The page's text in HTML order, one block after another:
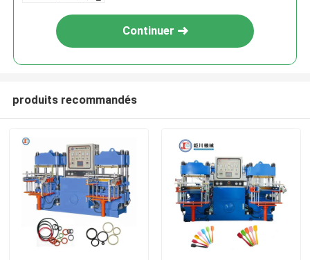
Continuer
produits recommandés